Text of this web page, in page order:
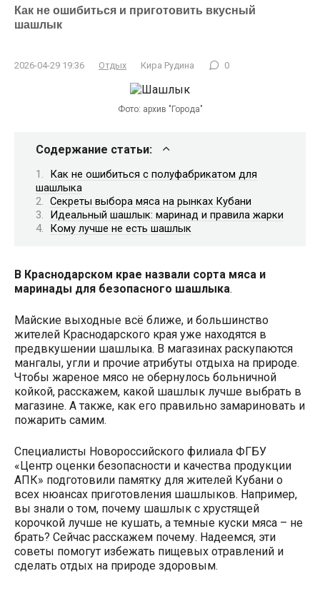
Как не ошибиться и приготовить вкусный
шашлык
2026-04-29 19:36 Отдых Кира Рудина 0
Фото: архив "Города"
Содержание статьи:
Как не ошибиться с полуфабрикатом для
шашлыка
Секреты выбора мяса на рынках Кубани
Идеальный шашлык: маринад и правила жарки
Кому лучше не есть шашлык
В Краснодарском крае назвали сорта мяса и
маринады для безопасного шашлыка.
Майские выходные всё ближе, и большинство
жителей Краснодарского края уже находятся в
предвкушении шашлыка. В магазинах раскупаются
мангалы, угли и прочие атрибуты отдыха на природе.
Чтобы жареное мясо не обернулось больничной
койкой, расскажем, какой шашлык лучше выбрать в
магазине. А также, как его правильно замариновать и
пожарить самим.
Специалисты Новороссийского филиала ФГБУ
«Центр оценки безопасности и качества продукции
АПК» подготовили памятку для жителей Кубани о
всех нюансах приготовления шашлыков. Например,
вы знали о том, почему шашлык с хрустящей
корочкой лучше не кушать, а темные куски мяса – не
брать? Сейчас расскажем почему. Надеемся, эти
советы помогут избежать пищевых отравлений и
сделать отдых на природе здоровым.